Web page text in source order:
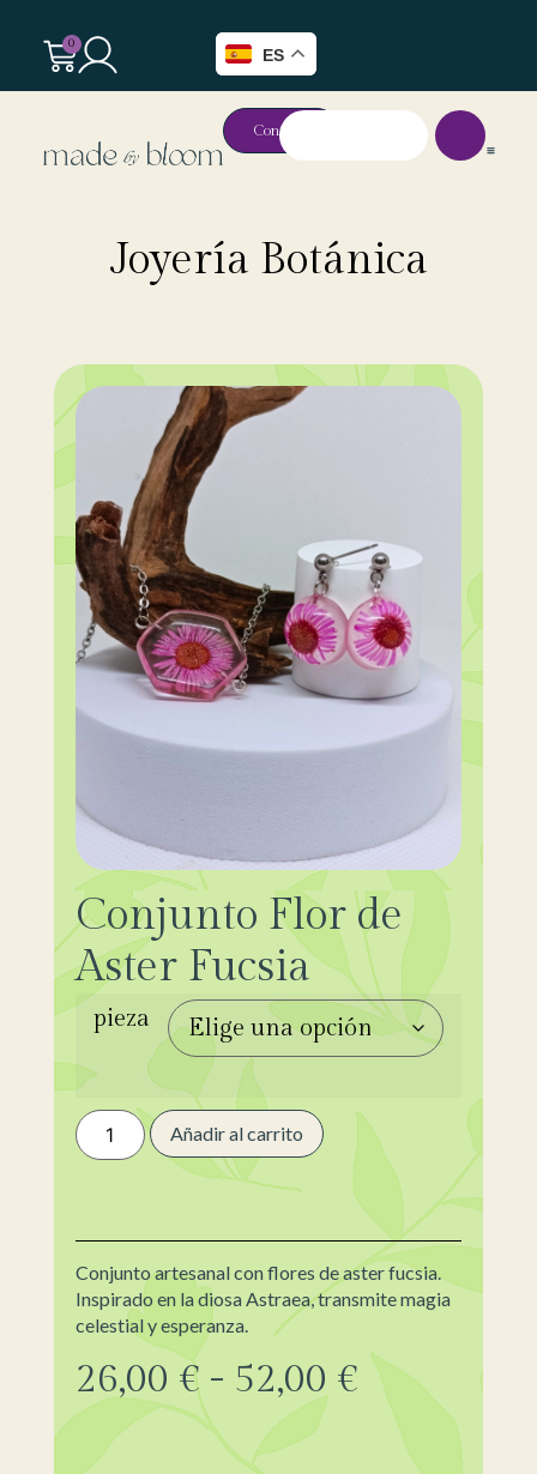
ES
0
Contacto
Joyería Botánica
Conjunto Flor de
Aster Fucsia
pieza
Añadir al carrito
Conjunto artesanal con flores de aster fucsia.
Inspirado en la diosa Astraea, transmite magia
celestial y esperanza.
26,00 € - 52,00 €